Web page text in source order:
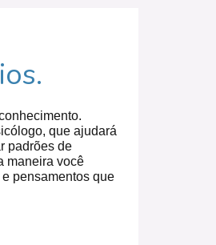
que ajudará
padrões de
maneira você
pensamentos que